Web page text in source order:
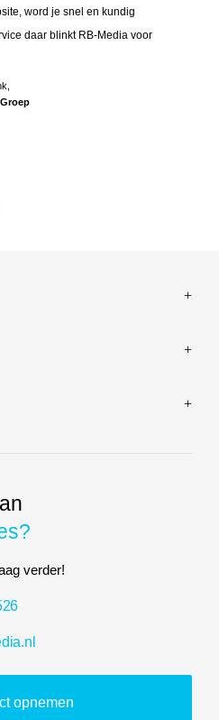
word je snel en kundig
daar blinkt RB-Media voor
verder!
opnemen